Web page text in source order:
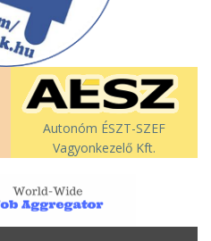
Autonóm ÉSZT-SZEF
Vagyonkezelő Kft.